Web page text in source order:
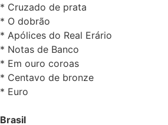
* Cruzado de prata
* O dobrão
* Apólices do Real Erário
* Notas de Banco
* Em ouro coroas
* Centavo de bronze
* Euro
Brasil